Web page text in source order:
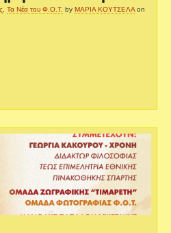
,Τα Νέα του Φ.Ο.Τ. byΜΑΡΙΑ ΚΟΥΤΣΕΛΑ on